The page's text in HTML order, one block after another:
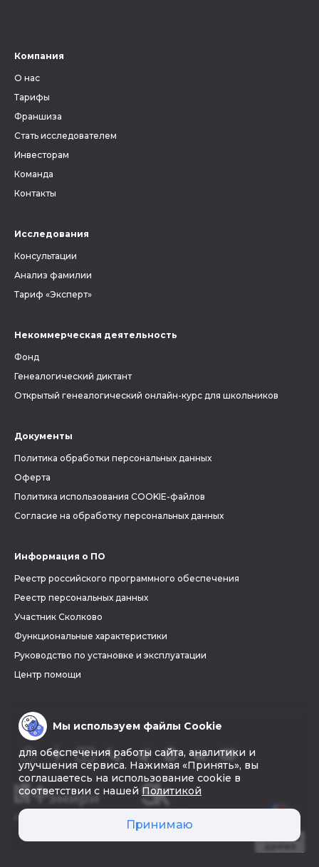
Компания
О нас
Тарифы
Франшиза
Стать исследователем
Инвесторам
Команда
Контакты
Исследования
Консультации
Анализ фамилии
Тариф «Эксперт»
Некоммерческая деятельность
Фонд
Генеалогический диктант
Открытый генеалогический онлайн-курс для школьников
Документы
Политика обработки персональных данных
Оферта
Политика использования COOKIE-файлов
Согласие на обработку персональных данных
Информация о ПО
Реестр российского программного обеспечения
Реестр персональных данных
Участник Сколково
Функциональные характеристики
Руководство по установке и эксплуатации
Центр помощи
© 2026 «Фэмири»
Мы используем файлы Cookie
для обеспечения работы сайта, аналитики и
улучшения сервиса. Нажимая «Принять», вы
соглашаетесь на использование cookie в
соответствии с нашей Политикой
Принимаю
Создать